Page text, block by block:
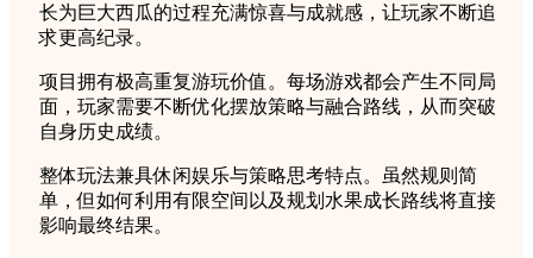
长为巨大西瓜的过程充满惊喜与成就感，让玩家不断追
求更高纪录。
项目拥有极高重复游玩价值。每场游戏都会产生不同局
面，玩家需要不断优化摆放策略与融合路线，从而突破
自身历史成绩。
整体玩法兼具休闲娱乐与策略思考特点。虽然规则简
单，但如何利用有限空间以及规划水果成长路线将直接
影响最终结果。